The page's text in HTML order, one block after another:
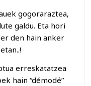
gogoraraztea,
galdu. Eta hori
den hain anker
erreskatatzea
hain “démodé”